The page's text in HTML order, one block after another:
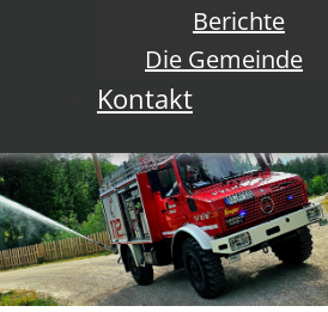
Berichte
Die Gemeinde
Kontakt